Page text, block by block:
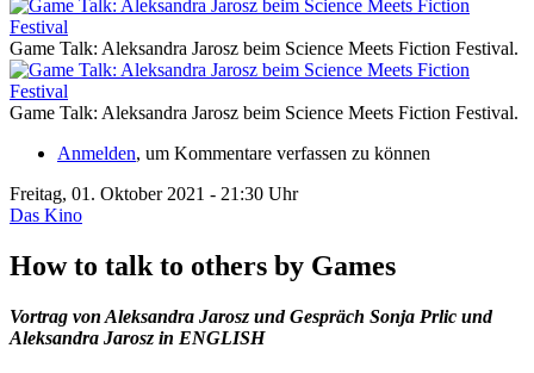
Game Talk: Aleksandra Jarosz beim Science Meets Fiction Festival.
Game Talk: Aleksandra Jarosz beim Science Meets Fiction Festival.
Anmelden, um Kommentare verfassen zu können
Freitag, 01. Oktober 2021 - 21:30 Uhr
Das Kino
How to talk to others by Games
Vortrag von Aleksandra Jarosz und Gespräch Sonja Prlic und
Aleksandra Jarosz in ENGLISH